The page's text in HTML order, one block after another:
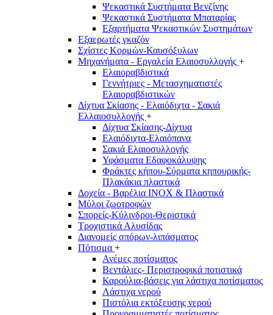
Ψεκαστικά Συστήματα Βενζίνης
Ψεκαστικά Συστήματα Μπαταρίας
Εξαρτήματα Ψεκαστικών Συστημάτων
Εξαερωτές γκαζόν
Σχίστες Κορμών-Καυσόξυλων
Μηχανήματα - Εργαλεία Ελαιοσυλλογής +
Ελαιοραβδιστικά
Γεννήτριες - Μετασχηματιστές
Ελαιοραβδιστικών
Δίχτυα Σκίασης - Ελαιόδιχτα - Σακιά
Ελλαιοσυλλογής +
Δίχτυα Σκίασης-Δίχτυα
Ελαιόδιχτα-Ελαιόπανα
Σακιά Ελαιοσυλλογής
Υφάσματα Εδαφοκάλυψης
Φράκτες κήπου-Σύρματα κηπουρικής-
Πλακάκια πλαστικά
Δοχεία - Βαρέλια INOX & Πλαστικά
Μύλοι ζωοτροφών
Σπορείς-Κύλινδροι-Θεριστικά
Τροχιστικά Αλυσίδας
Διανομείς σπόρων-λιπάσματος
Πότισμα +
Ανέμες ποτίσματος
Βεντάλιες- Περιστροφικά ποτιστικά
Καρούλια-βάσεις για λάστιχα ποτίσματος
Λάστιχα νερού
Πιστόλια εκτόξευσης νερού